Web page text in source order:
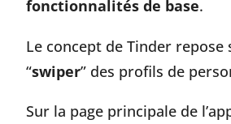
fonctionnalités de base.
Le concept de Tinder repose
“swiper” des profils de
Sur la page principale de